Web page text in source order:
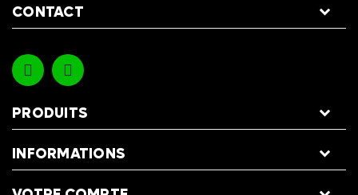
CONTACT
PRODUITS
INFORMATIONS